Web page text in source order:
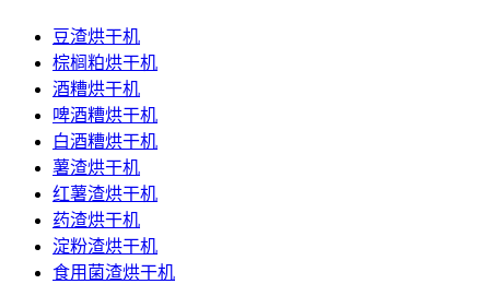
豆渣烘干机
棕榈粕烘干机
酒糟烘干机
啤酒糟烘干机
白酒糟烘干机
薯渣烘干机
红薯渣烘干机
药渣烘干机
淀粉渣烘干机
食用菌渣烘干机